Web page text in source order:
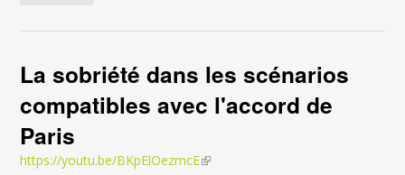
La sobriété dans les scénarios
compatibles avec l'accord de
Paris
https://youtu.be/BKpElOezmcE(link is external)